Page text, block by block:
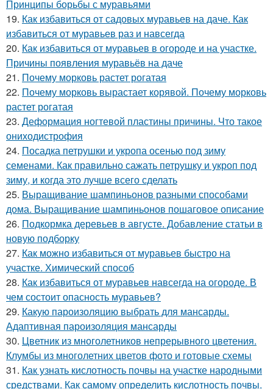
Принципы борьбы с муравьями
19. Как избавиться от садовых муравьев на даче. Как
избавиться от муравьев раз и навсегда
20. Как избавиться от муравьев в огороде и на участке.
Причины появления муравьёв на даче
21. Почему морковь растет рогатая
22. Почему морковь вырастает корявой. Почему морковь
растет рогатая
23. Деформация ногтевой пластины причины. Что такое
ониходистрофия
24. Посадка петрушки и укропа осенью под зиму
семенами. Как правильно сажать петрушку и укроп под
зиму, и когда это лучше всего сделать
25. Выращивание шампиньонов разными способами
дома. Выращивание шампиньонов пошаговое описание
26. Подкормка деревьев в августе. Добавление статьи в
новую подборку
27. Как можно избавиться от муравьев быстро на
участке. Химический способ
28. Как избавиться от муравьев навсегда на огороде. В
чем состоит опасность муравьев?
29. Какую пароизоляцию выбрать для мансарды.
Адаптивная пароизоляция мансарды
30. Цветник из многолетников непрерывного цветения.
Клумбы из многолетних цветов фото и готовые схемы
31. Как узнать кислотность почвы на участке народными
средствами. Как самому определить кислотность почвы.